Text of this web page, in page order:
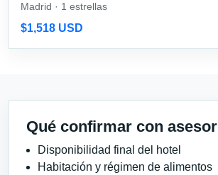
Madrid · 1 estrellas
$1,518 USD
Qué confirmar con asesor
Disponibilidad final del hotel
Habitación y régimen de alimentos